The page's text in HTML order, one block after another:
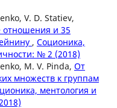
V. D. Statiev,
отношения и 35
, Соционика,
№ 2 (2018)
M. V. Pinda, От
множеств к группам
ментология и